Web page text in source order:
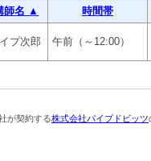
師名 ▲ 時間帯
プ次郎 午前（～12:00）
が契約する株式会社パイプドビッツ